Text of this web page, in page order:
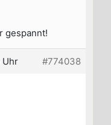
gespannt!
Uhr #774038